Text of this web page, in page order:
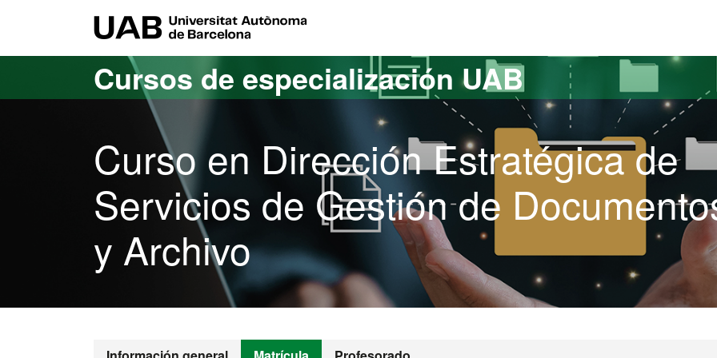
Cursos de especialización UAB
Curso en Dirección Estratégica de
Servicios de Gestión de
y Archivo